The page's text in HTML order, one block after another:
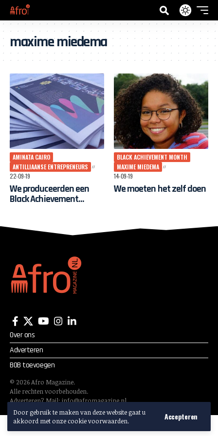
Door gebruik te maken van deze website gaat u
akkoord met onze cookie voorwaarden.
Accepteren
maxime miedema
AMINATA CAIRO
ANTILLIAANSE ENTREPRENEURS
22-09-19
We produceerden een
Black Achievement
BLACK ACHIEVEMENT MONTH
MAXIME MIEDEMA
14-09-19
We moeten het zelf doen
Over ons
Adverteren
BOB toevoegen
© 2026Afro Magazine.
Alle rechten voorbehouden.
Adverteren? Mail:info@afromagazine.nl